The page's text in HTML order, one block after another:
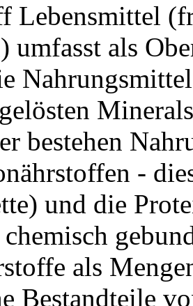
Lebensmittel
umfasst als
bestehen
-
und die
als
Bestandteile